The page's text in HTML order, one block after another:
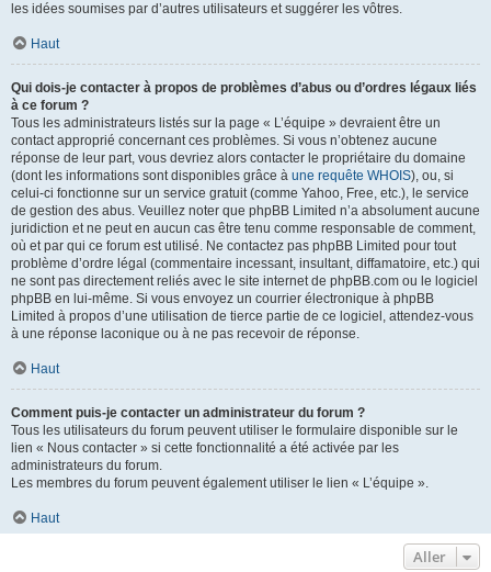
les idées soumises par d’autres utilisateurs et suggérer les vôtres.
Haut
Qui dois-je contacter à propos de problèmes d’abus ou d’ordres légaux liés
à ce forum ?
Tous les administrateurs listés sur la page « L’équipe » devraient être un
contact approprié concernant ces problèmes. Si vous n’obtenez aucune
réponse de leur part, vous devriez alors contacter le propriétaire du domaine
(dont les informations sont disponibles grâce à une requête WHOIS), ou, si
celui-ci fonctionne sur un service gratuit (comme Yahoo, Free, etc.), le service
de gestion des abus. Veuillez noter que phpBB Limited n’a absolument aucune
juridiction et ne peut en aucun cas être tenu comme responsable de comment,
où et par qui ce forum est utilisé. Ne contactez pas phpBB Limited pour tout
problème d’ordre légal (commentaire incessant, insultant, diffamatoire, etc.) qui
ne sont pas directement reliés avec le site internet de phpBB.com ou le logiciel
phpBB en lui-même. Si vous envoyez un courrier électronique à phpBB
Limited à propos d’une utilisation de tierce partie de ce logiciel, attendez-vous
à une réponse laconique ou à ne pas recevoir de réponse.
Haut
Comment puis-je contacter un administrateur du forum ?
Tous les utilisateurs du forum peuvent utiliser le formulaire disponible sur le
lien « Nous contacter » si cette fonctionnalité a été activée par les
administrateurs du forum.
Les membres du forum peuvent également utiliser le lien « L’équipe ».
Haut
Aller